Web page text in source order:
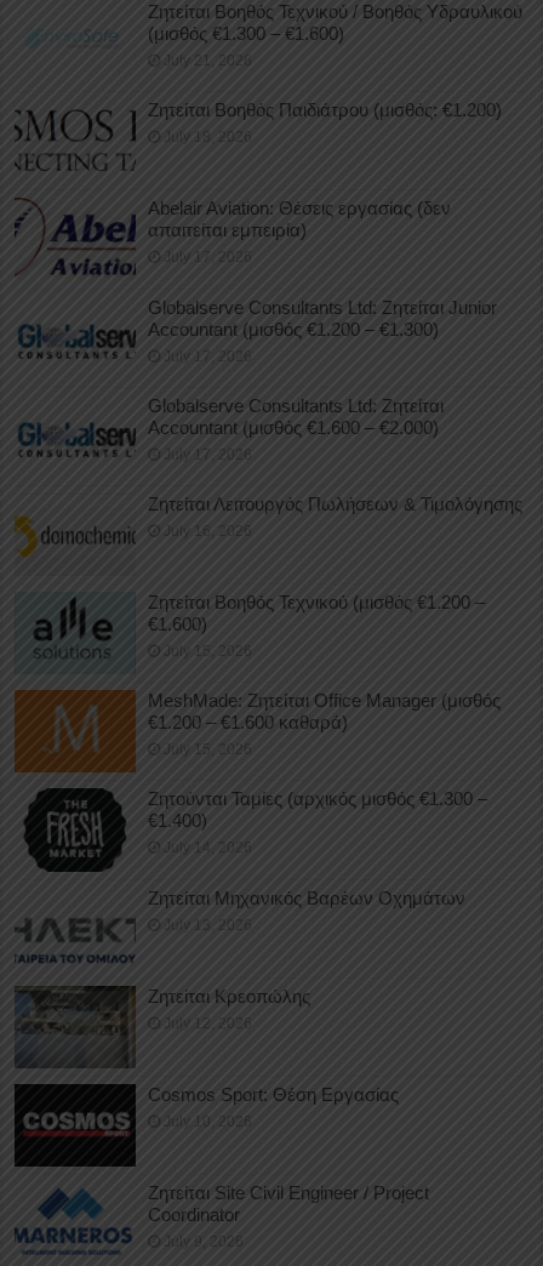
Ζητείται Βοηθός Τεχνικού / Βοηθός Υδραυλικού
(μισθός €1.300 – €1.600)
July 21, 2026
Ζητείται Βοηθός Παιδιάτρου (μισθός: €1.200)
July 18, 2026
Abelair Aviation: Θέσεις εργασίας (δεν
απαιτείται εμπειρία)
July 17, 2026
Globalserve Consultants Ltd: Ζητείται Junior
Accountant (μισθός €1.200 – €1.300)
July 17, 2026
Globalserve Consultants Ltd: Ζητείται
Accountant (μισθός €1.600 – €2.000)
July 17, 2026
Ζητείται Λειτουργός Πωλήσεων & Τιμολόγησης
July 16, 2026
Ζητείται Βοηθός Τεχνικού (μισθός €1.200 –
€1.600)
July 15, 2026
MeshMade: Ζητείται Office Manager (μισθός
€1.200 – €1.600 καθαρά)
July 15, 2026
Ζητούνται Ταμίες (αρχικός μισθός €1.300 –
€1.400)
July 14, 2026
Ζητείται Μηχανικός Βαρέων Οχημάτων
July 13, 2026
Ζητείται Κρεοπώλης
July 12, 2026
Cosmos Sport: Θέση Εργασίας
July 10, 2026
Ζητείται Site Civil Engineer / Project
Coordinator
July 9, 2026